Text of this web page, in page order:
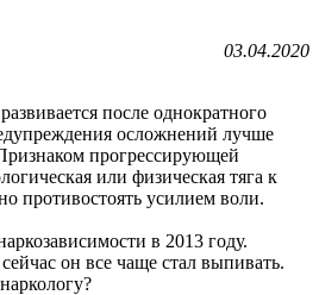
03.04.2020
после однократного
осложнений лучше
прогрессирующей
или физическая тяга к
противостоять усилием воли.
в 2013 году.
он все чаще стал выпивать.